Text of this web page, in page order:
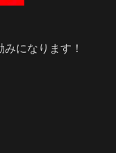
になります！